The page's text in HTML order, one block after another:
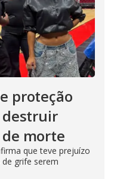
proteção
destruir
morte
que teve prejuízo
de grife serem